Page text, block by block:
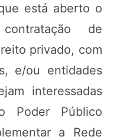
está aberto o
de
privado, com
e/ou entidades
interessadas
Poder Público
a Rede